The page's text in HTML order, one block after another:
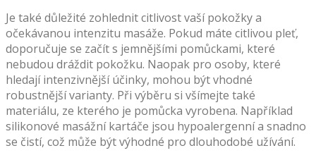
Je také důležité zohlednit citlivost vaší pokožky a
očekávanou intenzitu masáže. Pokud máte citlivou pleť,
doporučuje se začít s jemnějšími pomůckami, které
nebudou dráždit pokožku. Naopak pro osoby, které
hledají intenzivnější účinky, mohou být vhodné
robustnější varianty. Při výběru si všímejte také
materiálu, ze kterého je pomůcka vyrobena. Například
silikonové masážní kartáče jsou hypoalergenní a snadno
se čistí, což může být výhodné pro dlouhodobé užívání.